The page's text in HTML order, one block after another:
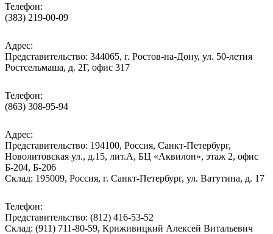
Телефон:
(383) 219-00-09
Адрес:
Представительство: 344065, г. Ростов-на-Дону, ул. 50-летия
Ростсельмаша, д. 2Г, офис 317
Телефон:
(863) 308-95-94
Адрес:
Представительство: 194100, Россия, Санкт-Петербург,
Новолитовская ул., д.15, лит.А, БЦ «Аквилон», этаж 2, офис
Б-204, Б-206
Склад: 195009, Россия, г. Санкт-Петербург, ул. Ватутина, д. 17
Телефон:
Представительство: (812) 416-53-52
Склад: (911) 711-80-59, Криживицкий Алексей Витальевич